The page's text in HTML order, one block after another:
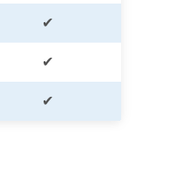
✔
✔
✔